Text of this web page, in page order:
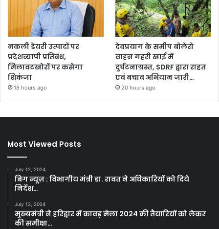
नकली डेयरी उत्पादों पर
प्रदेशव्यापी प्रतिबंध,
मिलावटखोरों पर कसेगा
शिकंजा
18 hours ago
देवप्रयाग के समीप बोलेरो
वाहन गहरी खाई में
दुर्घटनाग्रस्त, SDRF द्वारा राहत
एवं बचाव अभियान जारी…
20 hours ago
Most Viewed Posts
July 12, 2024
बिग न्यूज़ : विभागीय मंत्री डा. रावत ने अधिकारियों को दिये
निर्देश…
July 12, 2024
मुख्यमंत्री ने हरिद्वार में कावड़ मेला 2024 की तैयारियों को लेकर
की समीक्षा…